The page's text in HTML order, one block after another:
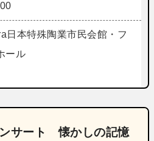
日本特殊陶業市民会館・フ
ール
サート 懐かしの記憶